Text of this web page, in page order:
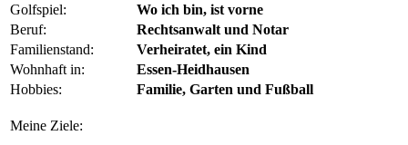
Golfspiel:
Wo ich bin, ist vorne
Beruf:
Rechtsanwalt und Notar
Familienstand:
Verheiratet, ein Kind
Wohnhaft in:
Essen-Heidhausen
Hobbies:
Familie, Garten und Fußball
Meine Ziele: